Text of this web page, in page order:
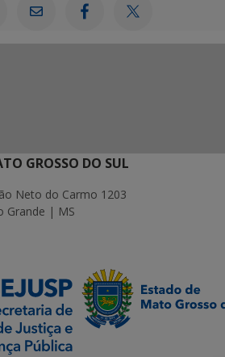
GROSSO DO SUL
Neto do Carmo 1203
Grande | MS